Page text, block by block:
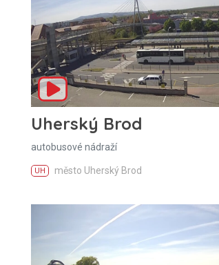
Uherský Brod
autobusové nádraží
UH město Uherský Brod